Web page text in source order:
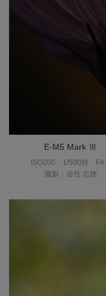
E-M5 Mark Ⅲ
ISO200 1/500秒
撮影：吉住 志穂